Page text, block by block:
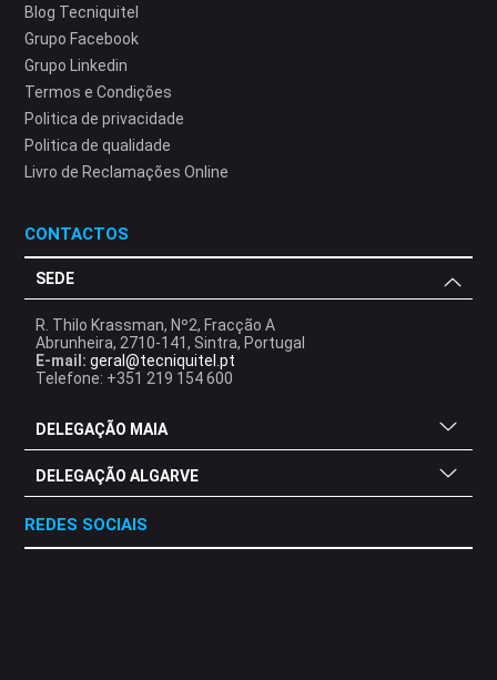
Blog Tecniquitel
Grupo Facebook
Grupo Linkedin
Termos e Condições
Politica de privacidade
Politica de qualidade
Livro de Reclamações Online
CONTACTOS
SEDE
R. Thilo Krassman, Nº2, Fracção A
Abrunheira, 2710-141, Sintra, Portugal
E-mail: geral@tecniquitel.pt
Telefone: +351 219 154 600
DELEGAÇÃO MAIA
DELEGAÇÃO ALGARVE
REDES SOCIAIS